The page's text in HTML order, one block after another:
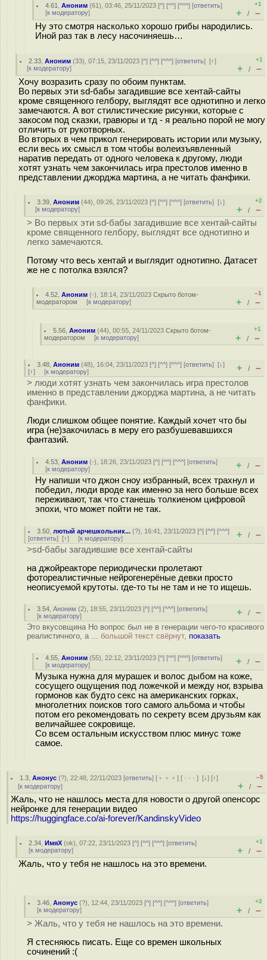
4.61 ,Аноним (61), 03:46, 25/11/2023 [^] [^^] [^^^] [ответить]
[к модератору]
+1
+ / –
Ну это смотря насколько хорошо грибы народились.
Иной раз так в лесу насочиняешь…
2.33 ,Аноним (33), 07:15, 23/11/2023 [^] [^^] [^^^] [ответить][↑]
[к модератору]
+1
+ / –
Хочу возразить сразу по обоим пунктам.
Во первых эти sd-бабы загадившие все хентай-сайты
кроме священного гелбору, выглядят все однотипно и легко
замечаются. А вот стилистические рисунки, которые с
закосом под сказки, гравюры и тд - я реально порой не могу
отличить от рукотворных.
Во вторых в чем прикол генерировать истории или музыку,
если весь их смысл в том чтобы волеизъявленный
наратив передать от одного человека к другому, люди
хотят узнать чем закончилась игра престолов именно в
представлении джорджа мартина, а не читать фанфики.
3.39 ,Аноним (44), 09:26, 23/11/2023 [^] [^^] [^^^] [ответить][↓]
[к модератору]
+2
+ / –
> Во первых эти sd-бабы загадившие все хентай-сайты
кроме священного гелбору, выглядят все однотипно и
легко замечаются.
Потому что весь хентай и выглядит однотипно. Датасет
же не с потолка взялся?
4.52 ,Аноним (-), 18:14, 23/11/2023Скрыто ботом-
модератором [к модератору]
–1
+ / –
5.56 ,Аноним (44), 00:55, 24/11/2023Скрыто ботом-
модератором [к модератору]
+1
+ / –
3.48 ,Аноним (48), 16:04, 23/11/2023 [^] [^^] [^^^] [ответить][↓]
[↑] [к модератору] + / –
> люди хотят узнать чем закончилась игра престолов
именно в представлении джорджа мартина, а не читать
фанфики.
Люди слишком общее понятие. Каждый хочет что бы
игра (не)закочилась в меру его разбушевавшихся
фантазий.
4.53 ,Аноним (-), 18:26, 23/11/2023 [^] [^^] [^^^] [ответить]
[к модератору] + / –
Ну напиши что джон сноу избранный, всех трахнул и
победил, люди вроде как именно за него больше всех
переживают, так что станешь толкиеном цифровой
эпохи, что может пойти не так.
3.50 ,лютый арчешкольник... (?), 16:41, 23/11/2023 [^] [^^] [^^^]
[ответить] [↑] [к модератору] + / –
>sd-бабы загадившие все хентай-сайты
на джойреакторе периодически пролетают
фотореалистичные нейрогенерёные девки просто
неописуемой крутоты. где-то ты не там и не то ищешь.
3.54 ,Аноним (2), 18:55, 23/11/2023 [^] [^^] [^^^] [ответить]
[к модератору] + / –
Это вкусовщина Но вопрос был не в генерации чего-то красивого
реалистичного, а ... большой текст свёрнут, показать
4.55 ,Аноним (55), 22:12, 23/11/2023 [^] [^^] [^^^] [ответить]
[к модератору] + / –
Музыка нужна для мурашек и волос дыбом на коже,
сосущего ощущения под ложечкой и между ног, взрыва
гормонов как будто секс на американских горках,
многолетних поисков того самого альбома и чтобы
потом его рекомендовать по секрету всем друзьям как
величайшее сокровище.
Со всем остальным искусством плюс минус тоже
самое.
1.3 ,Анонус (?), 22:48, 22/11/2023 [ответить] [ ﹢﹢﹢] [ · · ·][↓] [↑]
[к модератору]
–5
+ / –
Жаль, что не нашлось места для новости о другой опенсорс
нейронке для генерации видео
https://huggingface.co/ai-forever/KandinskyVideo
2.34 ,ИмяХ (ok), 07:22, 23/11/2023 [^] [^^] [^^^] [ответить]
[к модератору]
+1
+ / –
Жаль, что у тебя не нашлось на это времени.
3.46 ,Анонус (?), 12:44, 23/11/2023 [^] [^^] [^^^] [ответить]
[к модератору]
+2
+ / –
> Жаль, что у тебя не нашлось на это времени.
Я стесняюсь писать. Еще со времен школьных
сочинений :(